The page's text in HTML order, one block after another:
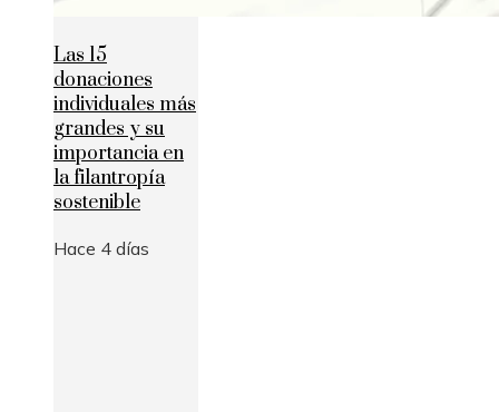
Las 15
donaciones
individuales más
grandes y su
importancia en
la filantropía
sostenible
Hace 4 días